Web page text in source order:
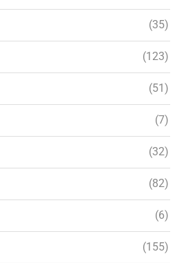
(35)
(123)
(51)
(7)
(32)
(82)
(6)
(155)